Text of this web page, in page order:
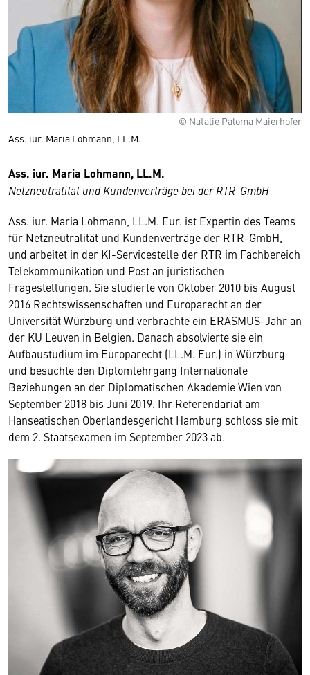
© Natalie Paloma Maierhofer
Ass. iur. Maria Lohmann, LL.M.
Ass. iur. Maria Lohmann, LL.M.
Netzneutralität und Kundenverträge bei der RTR-GmbH
Ass. iur. Maria Lohmann, LL.M. Eur. ist Expertin des Teams
für Netzneutralität und Kundenverträge der RTR-GmbH,
und arbeitet in der KI-Servicestelle der RTR im Fachbereich
Telekommunikation und Post an juristischen
Fragestellungen. Sie studierte von Oktober 2010 bis August
2016 Rechtswissenschaften und Europarecht an der
Universität Würzburg und verbrachte ein ERASMUS-Jahr an
der KU Leuven in Belgien. Danach absolvierte sie ein
Aufbaustudium im Europarecht (LL.M. Eur.) in Würzburg
und besuchte den Diplomlehrgang Internationale
Beziehungen an der Diplomatischen Akademie Wien von
September 2018 bis Juni 2019. Ihr Referendariat am
Hanseatischen Oberlandesgericht Hamburg schloss sie mit
dem 2. Staatsexamen im September 2023 ab.